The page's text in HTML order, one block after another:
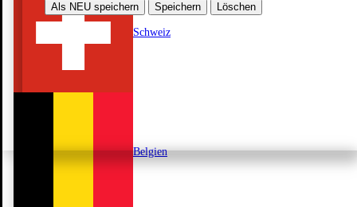
Als NEU speichern Speichern Löschen
Schweiz
Belgien